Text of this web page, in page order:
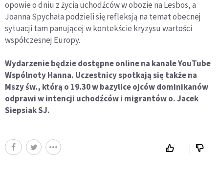
opowie o dniu z życia uchodźców w obozie na Lesbos, a
Joanna Spychała podzieli się refleksją na temat obecnej
sytuacji tam panującej w kontekście kryzysu wartości
współczesnej Europy.
Wydarzenie będzie dostępne online na kanale YouTube
Wspólnoty Hanna. Uczestnicy spotkają się także na
Mszy św., którą o 19.30 w bazylice ojców dominikanów
odprawi w intencji uchodźców i migrantów o. Jacek
Siepsiak SJ.